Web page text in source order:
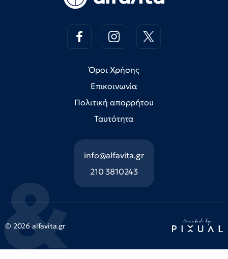
Όροι Χρήσης
Επικοινωνία
Πολιτική απορρήτου
Ταυτότητα
info@alfavita.gr
210 3810243
© 2026 alfavita.gr